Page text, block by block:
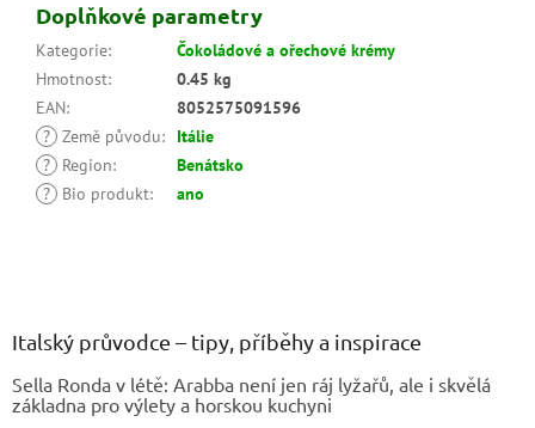
Doplňkové parametry
Kategorie:
Čokoládové a ořechové krémy
Hmotnost:
0.45 kg
EAN:
8052575091596
? Země původu:
Itálie
?
Region:
Benátsko
?
Bio produkt: ano
Italský průvodce – tipy, příběhy a inspirace
Sella Ronda v létě: Arabba není jen ráj lyžařů, ale i skvělá
základna pro výlety a horskou kuchyni